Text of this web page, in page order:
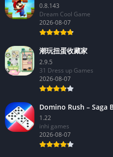
0.8.143
Dream Cool Game
2026-08-07
潮玩扭蛋收藏家
2.9.5
31 Dress up Games
2026-08-07
Domino Rush – Saga
1.22
inhi games
2026-08-07